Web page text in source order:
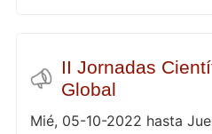
II Jornadas
Global
Mié, 05-10-2022 hasta